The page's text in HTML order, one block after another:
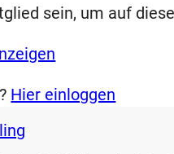
sein, um auf
Hier einloggen